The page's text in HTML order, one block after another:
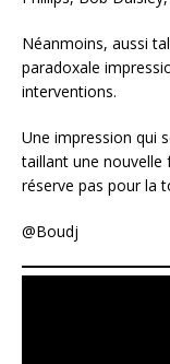
Néanmoins, aussi
paradoxale
interventions.
Une impression qui
taillant une nouvelle
réserve pas pour la
@Boudj